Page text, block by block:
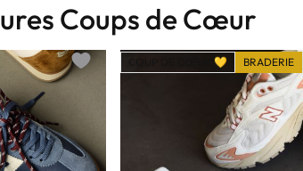
Coups de Cœur
Add to wishlist
COUP DE CŒUR 💛 BRADERIE